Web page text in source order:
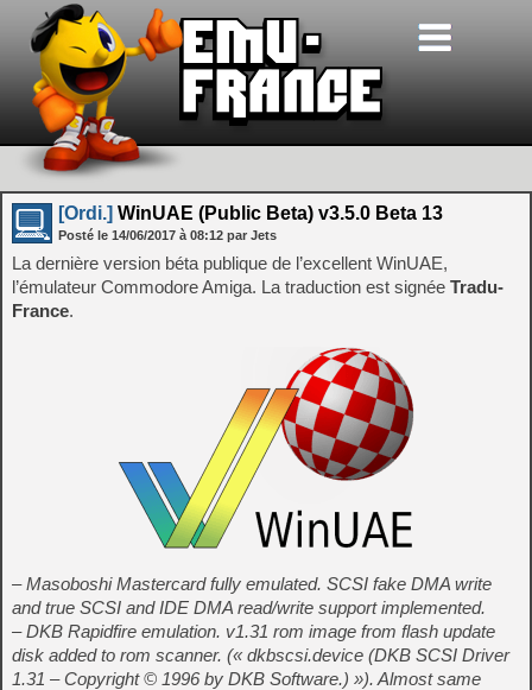
[Ordi.] WinUAE (Public Beta) v3.5.0 Beta 13
Posté le 14/06/2017 à 08:12 par Jets
La dernière version béta publique de l’excellent WinUAE,
l’émulateur Commodore Amiga. La traduction est signée Tradu-
France.
– Masoboshi Mastercard fully emulated. SCSI fake DMA write
and true SCSI and IDE DMA read/write support implemented.
– DKB Rapidfire emulation. v1.31 rom image from flash update
disk added to rom scanner. (« dkbscsi.device (DKB SCSI Driver
1.31 – Copyright © 1996 by DKB Software.) »). Almost same